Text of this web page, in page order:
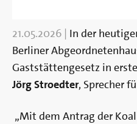
21.05.2026 | In der
Berliner
Gaststättengesetz in
Jörg Stroedter, Sprecher
„Mit dem Antrag der